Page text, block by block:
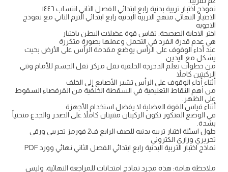
نموذج اختبار تربية بدنية رابع ابتدائي الفصل الثاني انتساب ١٤٤٦
الاختبار النهائي منهج التربيه البدنيه رابع ابتدائي الترم الثاني مع نموذج
الاجوبه
اختر الاجابة الصحيحة: تقاس قوة عضلات البطن باختبار
هي عدم قدرة الفرد في التحمل وعملها بصورة متكررة
عند أداء الوقوف على الرأس يوضع مقدمة الرأس على الأرض بحيث
يشكل مع اليدين.
من خطوات تعلم الدحرجة الخلفية نقل مركز ثقل الجسم للأمام وثني
الركبتين كاملاً
أثناء أداء الوقوف على الرأس تشير الأصابع إلى الخلف
من أهم النقاط التعليمية في السقطة الخلفية من القرفصاء السقوط
على الظهر.
أثناء قياس القوة العضلية لا يفضل استخدام الأجهزة
في الوضع المتكور تكون الركبتان مثنيتان كاملاً على الصدر والجذع منحنياً
بشدة.
حلول اسئلة اختبار تربيه بدنيه للصف الرابع ف2 فورمز تجريبي ورقي
تحريري وزاري الكتروني
نماذج اختبار التربية البدنية رابع ابتدائي الفصل الثاني نهائي وورد PDF
ملاحظة هامة: هذه مجرد نماذج امتحانات للمراجعة النهائية، وليس